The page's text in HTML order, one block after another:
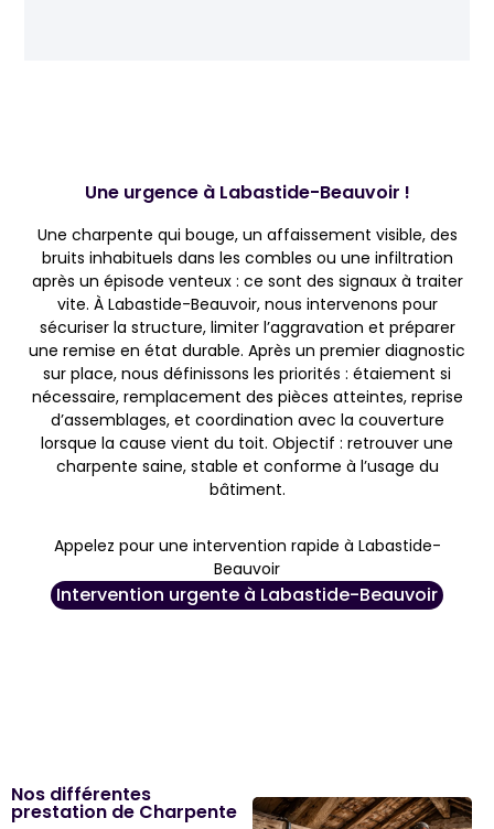
Une urgence à Labastide-Beauvoir !
Une charpente qui bouge, un affaissement visible, des
bruits inhabituels dans les combles ou une infiltration
après un épisode venteux : ce sont des signaux à traiter
vite. À Labastide-Beauvoir, nous intervenons pour
sécuriser la structure, limiter l’aggravation et préparer
une remise en état durable. Après un premier diagnostic
sur place, nous définissons les priorités : étaiement si
nécessaire, remplacement des pièces atteintes, reprise
d’assemblages, et coordination avec la couverture
lorsque la cause vient du toit. Objectif : retrouver une
charpente saine, stable et conforme à l’usage du
bâtiment.
Appelez pour une intervention rapide à Labastide-
Beauvoir
Intervention urgente à Labastide-Beauvoir
Nos différentes
prestation de Charpente